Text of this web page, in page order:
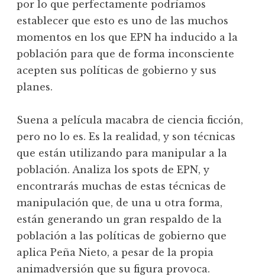
por lo que perfectamente podríamos
establecer que esto es uno de las muchos
momentos en los que EPN ha inducido a la
población para que de forma inconsciente
acepten sus políticas de gobierno y sus
planes.
Suena a película macabra de ciencia ficción,
pero no lo es. Es la realidad, y son técnicas
que están utilizando para manipular a la
población. Analiza los spots de EPN, y
encontrarás muchas de estas técnicas de
manipulación que, de una u otra forma,
están generando un gran respaldo de la
población a las políticas de gobierno que
aplica Peña Nieto, a pesar de la propia
animadversión que su figura provoca.